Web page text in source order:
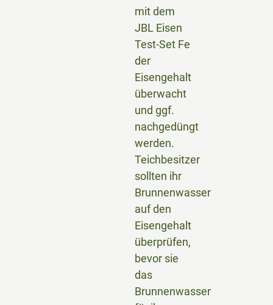
mit dem
JBL Eisen
Test-Set Fe
der
Eisengehalt
überwacht
und ggf.
nachgedüngt
werden.
Teichbesitzer
sollten ihr
Brunnenwasser
auf den
Eisengehalt
überprüfen,
bevor sie
das
Brunnenwasser